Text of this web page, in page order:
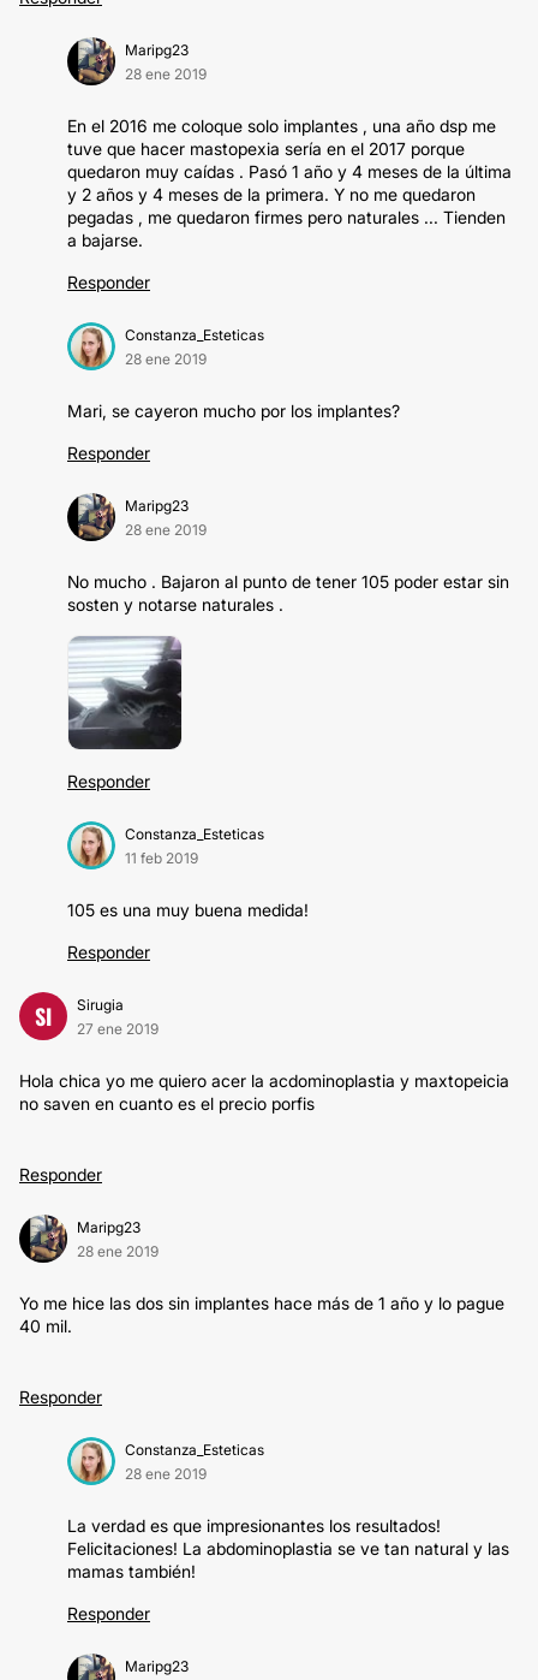
Maripg23
28 ene 2019
En el 2016 me coloque solo implantes , una año dsp me
tuve que hacer mastopexia sería en el 2017 porque
quedaron muy caídas . Pasó 1 año y 4 meses de la última
y 2 años y 4 meses de la primera. Y no me quedaron
pegadas , me quedaron firmes pero naturales ... Tienden
a bajarse.
Responder
Constanza_Esteticas
28 ene 2019
Mari, se cayeron mucho por los implantes?
Responder
Maripg23
28 ene 2019
No mucho . Bajaron al punto de tener 105 poder estar sin
sosten y notarse naturales .
Responder
Constanza_Esteticas
11 feb 2019
105 es una muy buena medida!
Responder
SI
Sirugia
27 ene 2019
Hola chica yo me quiero acer la acdominoplastia y maxtopeicia
no saven en cuanto es el precio porfis
Responder
Maripg23
28 ene 2019
Yo me hice las dos sin implantes hace más de 1 año y lo pague
40 mil.
Responder
Constanza_Esteticas
28 ene 2019
La verdad es que impresionantes los resultados!
Felicitaciones! La abdominoplastia se ve tan natural y las
mamas también!
Responder
Maripg23